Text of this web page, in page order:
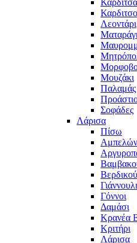
Καρδίτσα
Λεοντάρι
Μουζάκι
Παλαμάς
Σοφάδες
Λάρισα
Πίσω
Γόννοι
Δαμάσι
Κρανέα
Κριτήρι
Λάρισα